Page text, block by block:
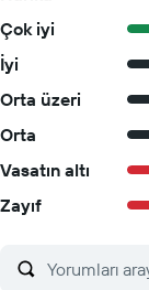
Çok iyi
İyi
Orta üzeri
Orta
Vasatın altı
Zayıf